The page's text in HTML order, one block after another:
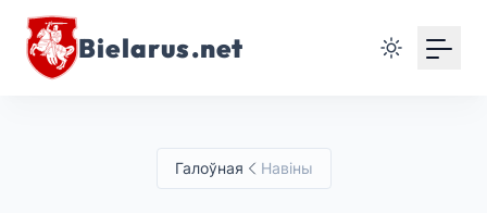
Bielarus.net
Галоўная Навіны